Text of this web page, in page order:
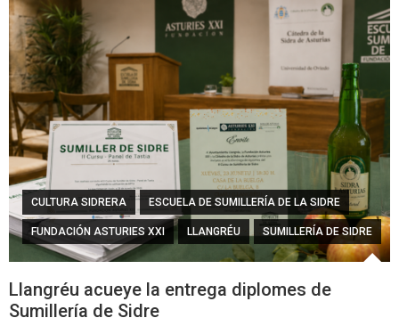
CULTURA SIDRERA ESCUELA DE SUMILLERÍA DE LA SIDRE
FUNDACIÓN ASTURIES XXI LLANGRÉU SUMILLERÍA DE SIDRE
Llangréu acueye la entrega diplomes de
Sumillería de Sidre